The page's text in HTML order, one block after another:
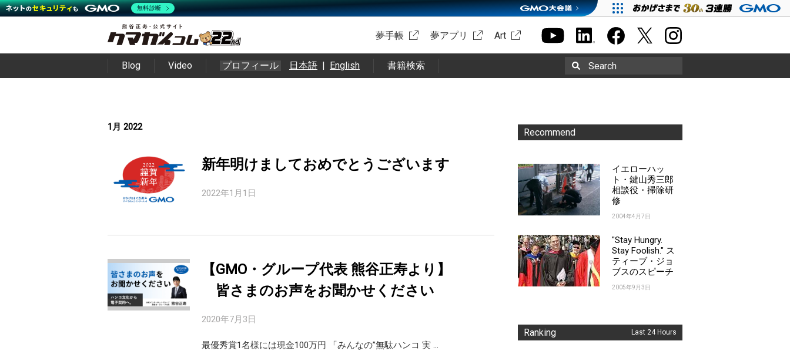
夢手帳 夢アプリ Art
Blog Video プロフィール 日本語 | English 書籍検索 Search
1月 2022
新年明けましておめでとうございます
2022年1月1日
【GMO・グループ代表 熊谷正寿より】
皆さまのお声をお聞かせください
2020年7月3日
最優秀賞1名様には現金100万円 「みんなの”無駄ハンコ 実 …
Recommend
イエローハッ
ト・鍵山秀三郎
相談役・掃除研
修
2004年4月7日
"Stay Hungry.
Stay Foolish." ス
ティーブ・ジョ
ブスのスピーチ
2005年9月3日
Ranking Last 24 Hours
無料診断